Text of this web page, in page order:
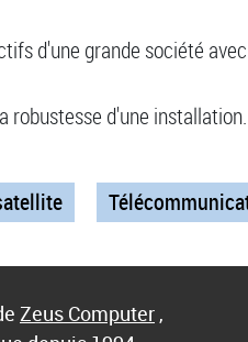
d'une grande société
robustesse d'une installation.
Zeus Computer ,